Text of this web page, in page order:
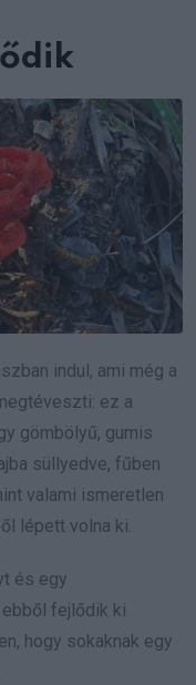
indul, ami még a
ez a
gömbölyű, gumis
süllyedve, fűben
valami ismeretlen
lépett volna ki.
és egy
fejlődik ki
hogy sokaknak egy